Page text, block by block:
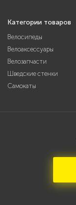
Категории товаров
Велосипеды
Велоаксессуары
Велозапчасти
Шведские стенки
Самокаты